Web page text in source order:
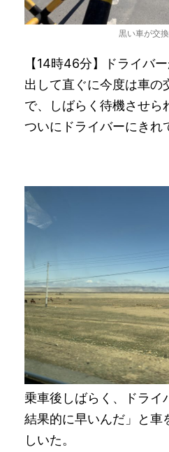
黒い車が交
【14時46分】ドライバ
出して直ぐに今度は車の
で、しばらく待機させら
ついにドライバーにきれ
乗車後しばらく、ドライ
結果的に早いんだ」と車
しいた。